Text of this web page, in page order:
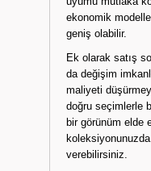
ekonomik
geniş olabilir.
Ek olarak satış
da değişim
maliyeti
doğru seçimlerle
bir görünüm elde
verebilirsiniz.